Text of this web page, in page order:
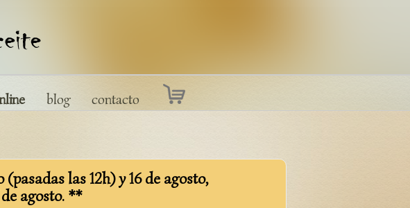
blog contacto
las 12h) y 16 de agosto,
agosto. **